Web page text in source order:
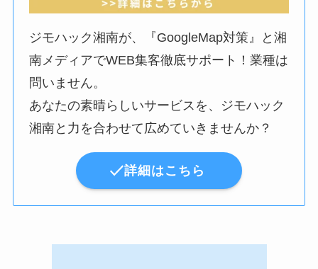
ジモハック湘南が、『GoogleMap対策』と湘
南メディアでWEB集客徹底サポート！業種は
問いません。
あなたの素晴らしいサービスを、ジモハック
湘南と力を合わせて広めていきませんか？
詳細はこちら